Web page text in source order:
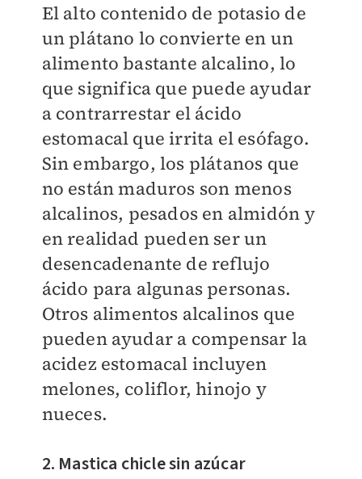
El alto contenido de potasio de
un plátano lo convierte en un
alimento bastante alcalino, lo
que significa que puede ayudar
a contrarrestar el ácido
estomacal que irrita el esófago.
Sin embargo, los plátanos que
no están maduros son menos
alcalinos, pesados en almidón y
en realidad pueden ser un
desencadenante de reflujo
ácido para algunas personas.
Otros alimentos alcalinos que
pueden ayudar a compensar la
acidez estomacal incluyen
melones, coliflor, hinojo y
nueces.
2. Mastica chicle sin azúcar